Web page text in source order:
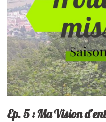
Ep. 5 : Ma Vision